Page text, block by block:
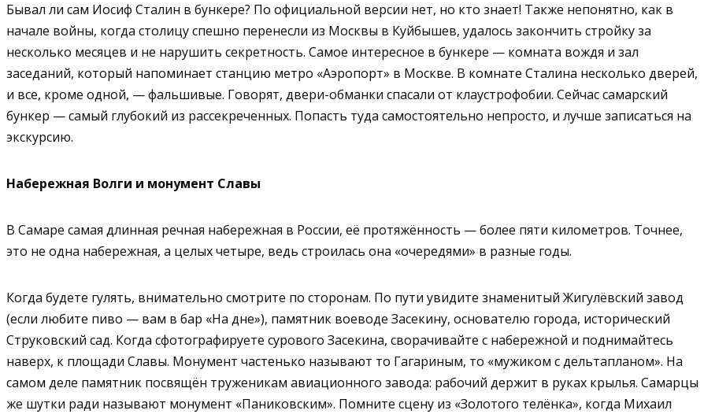
Бывал ли сам Иосиф Сталин в бункере? По официальной версии нет, но кто знает! Также непонятно, как в
начале войны, когда столицу спешно перенесли из Москвы в Куйбышев, удалось закончить стройку за
несколько месяцев и не нарушить секретность. Самое интересное в бункере — комната вождя и зал
заседаний, который напоминает станцию метро «Аэропорт» в Москве. В комнате Сталина несколько дверей,
и все, кроме одной, — фальшивые. Говорят, двери-обманки спасали от клаустрофобии. Сейчас самарский
бункер — самый глубокий из рассекреченных. Попасть туда самостоятельно непросто, и лучше записаться на
экскурсию.
Набережная Волги и монумент Славы
В Самаре самая длинная речная набережная в России, её протяжённость — более пяти километров. Точнее,
это не одна набережная, а целых четыре, ведь строилась она «очередями» в разные годы.
Когда будете гулять, внимательно смотрите по сторонам. По пути увидите знаменитый Жигулёвский завод
(если любите пиво — вам в бар «На дне»), памятник воеводе Засекину, основателю города, исторический
Струковский сад. Когда сфотографируете сурового Засекина, сворачивайте с набережной и поднимайтесь
наверх, к площади Славы. Монумент частенько называют то Гагариным, то «мужиком с дельтапланом». На
самом деле памятник посвящён труженикам авиационного завода: рабочий держит в руках крылья. Самарцы
же шутки ради называют монумент «Паниковским». Помните сцену из «Золотого телёнка», когда Михаил